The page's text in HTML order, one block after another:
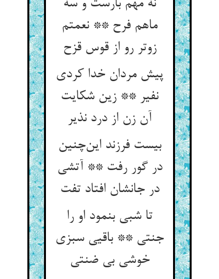
نه مهم بارست و سه
ماهم فرح ** نعمتم
زوتر رو از قوس قزح
پیش مردان خدا کردی
نفیر ** زین شکایت
آن زن از درد نذیر
بیست فرزند این‌چنین
در گور رفت ** آتشی
در جانشان افتاد تفت
تا شبی بنمود او را
جنتی ** باقیی سبزی
خوشی بی ضنتی